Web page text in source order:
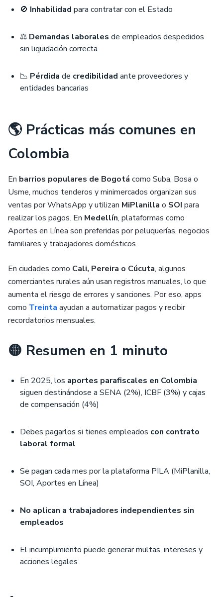
🚫 Inhabilidad para contratar con el Estado
⚖️ Demandas laborales de empleados despedidos
sin liquidación correcta
📉 Pérdida de credibilidad ante proveedores y
entidades bancarias
🌎 Prácticas más comunes en
Colombia
En barrios populares de Bogotá como Suba, Bosa o
Usme, muchos tenderos y minimercados organizan sus
ventas por WhatsApp y utilizan MiPlanilla o SOI para
realizar los pagos. En Medellín, plataformas como
Aportes en Línea son preferidas por peluquerías, negocios
familiares y trabajadores domésticos.
En ciudades como Cali, Pereira o Cúcuta, algunos
comerciantes rurales aún usan registros manuales, lo que
aumenta el riesgo de errores y sanciones. Por eso, apps
como Treinta ayudan a automatizar pagos y recibir
recordatorios mensuales.
🟡 Resumen en 1 minuto
En 2025, los aportes parafiscales en Colombia
siguen destinándose a SENA (2%), ICBF (3%) y cajas
de compensación (4%)
Debes pagarlos si tienes empleados con contrato
laboral formal
Se pagan cada mes por la plataforma PILA (MiPlanilla,
SOI, Aportes en Línea)
No aplican a trabajadores independientes sin
empleados
El incumplimiento puede generar multas, intereses y
acciones legales